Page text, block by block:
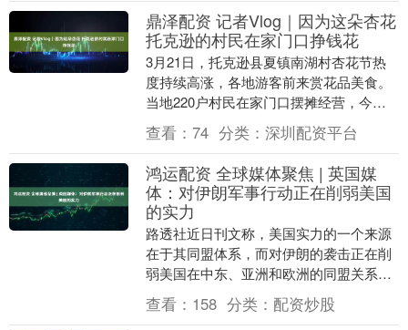
鼎泽配资 记者Vlog｜因为这朵杏花
托克逊的村民在家门口挣钱花
3月21日，托克逊县夏镇南湖村杏花节热
度持续高涨，各地游客前来赏花品美食。
当地220户村民在家门口摆摊经营，今年
美食街区由一条扩至两条，新增300余个
免费摊位，....
查看： 74 分类： 深圳配资平台
鸿运配资 全球媒体聚焦 | 英国媒
体：对伊朗军事行动正在削弱美国
的实力
路透社近日刊文称，美国实力的一个来源
在于其同盟体系，而对伊朗的袭击正在削
弱美国在中东、亚洲和欧洲的同盟关系。
如果美国不能以更加谦逊的姿态重新致力
于维护国际秩序，....
查看： 158 分类： 配资炒股